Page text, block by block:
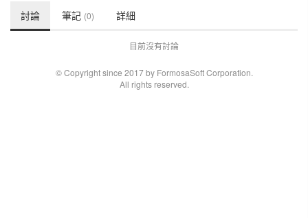
討論 筆記 (0) 詳細
目前沒有討論
© Copyright since 2017 by FormosaSoft Corporation.
All rights reserved.